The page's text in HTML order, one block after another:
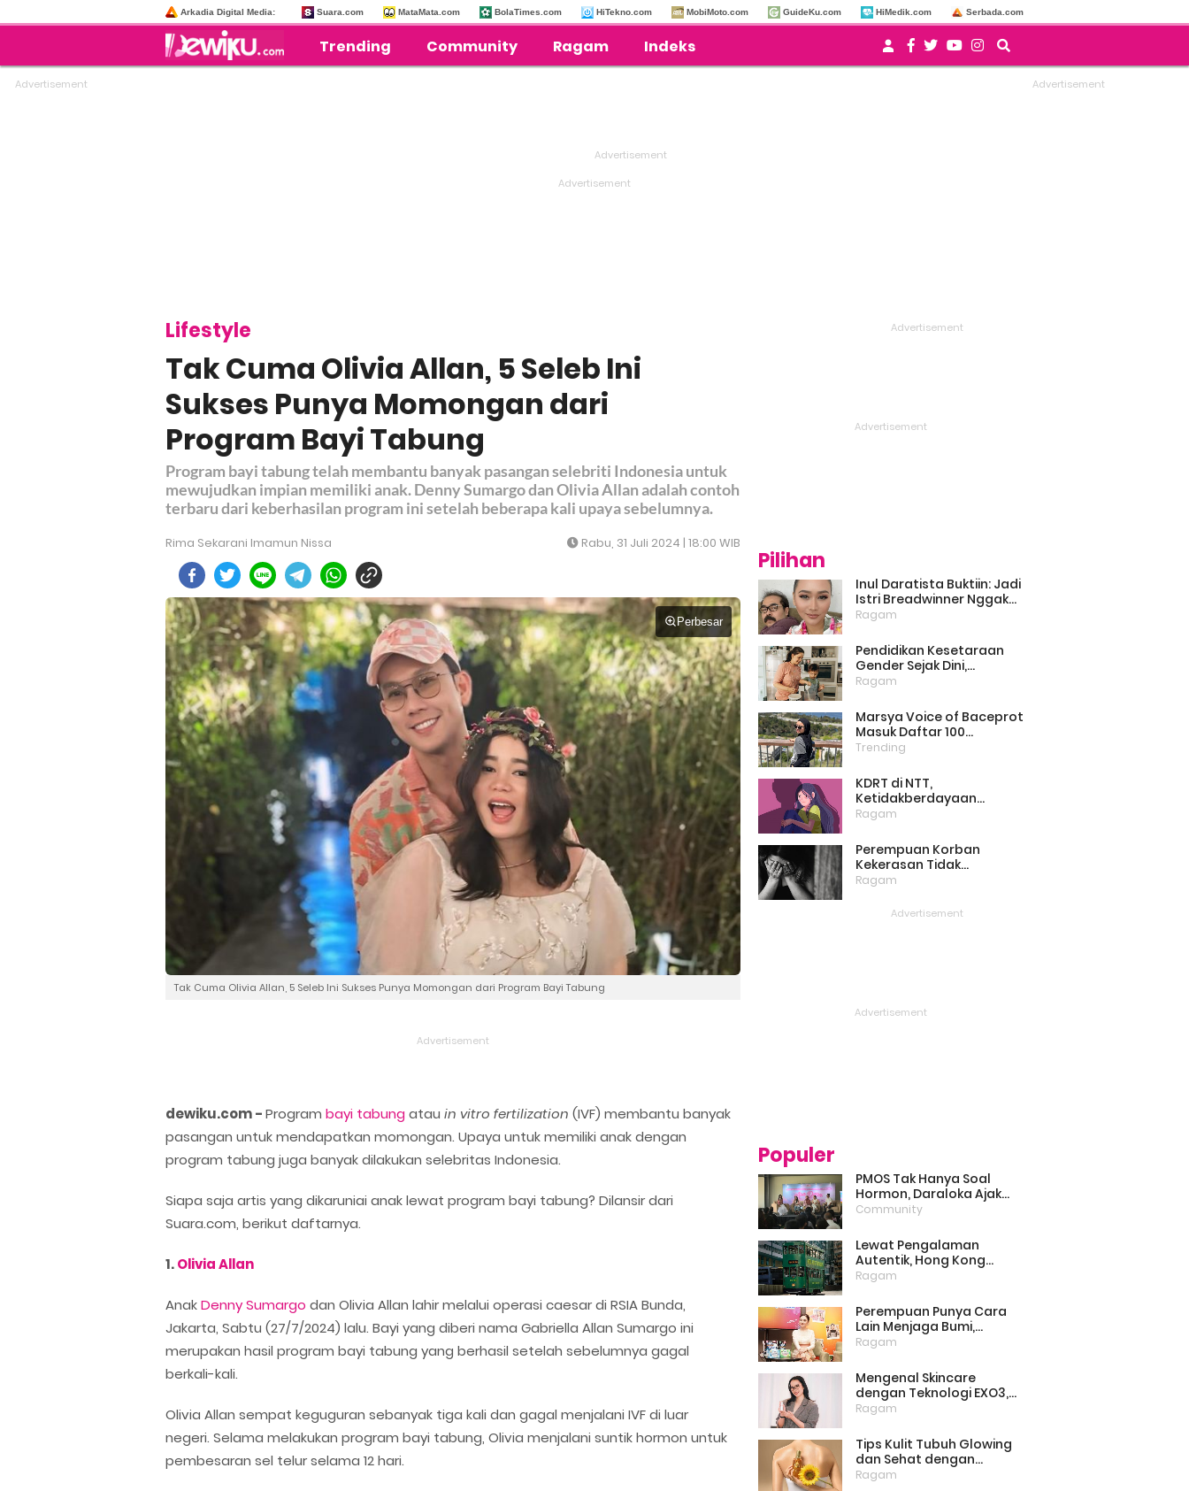
Arkadia Digital Media: Suara.com MataMata.com BolaTimes.com HiTekno.com MobiMoto.com GuideKu.com HiMedik.com Serbada.com
Trending Community Ragam Indeks
Lifestyle
Tak Cuma Olivia Allan, 5 Seleb Ini
Sukses Punya Momongan dari
Program Bayi Tabung
Program bayi tabung telah membantu banyak pasangan selebriti Indonesia untuk
mewujudkan impian memiliki anak. Denny Sumargo dan Olivia Allan adalah contoh
terbaru dari keberhasilan program ini setelah beberapa kali upaya sebelumnya.
Rima Sekarani Imamun Nissa Rabu, 31 Juli 2024 | 18:00 WIB
Perbesar
Tak Cuma Olivia Allan, 5 Seleb Ini Sukses Punya Momongan dari Program Bayi Tabung
dewiku.com -Program bayi tabung atau in vitro fertilization (IVF) membantu banyak
pasangan untuk mendapatkan momongan. Upaya untuk memiliki anak dengan
program tabung juga banyak dilakukan selebritas Indonesia.
Siapa saja artis yang dikaruniai anak lewat program bayi tabung? Dilansir dari
Suara.com, berikut daftarnya.
1.Olivia Allan
AnakDenny Sumargo dan Olivia Allan lahir melalui operasi caesar di RSIA Bunda,
Jakarta, Sabtu (27/7/2024) lalu. Bayi yang diberi nama Gabriella Allan Sumargo ini
merupakan hasil program bayi tabung yang berhasil setelah sebelumnya gagal
berkali-kali.
Olivia Allan sempat keguguran sebanyak tiga kali dan gagal menjalani IVF di luar
negeri. Selama melakukan program bayi tabung, Olivia menjalani suntik hormon untuk
pembesaran sel telur selama 12 hari.
Pilihan
Inul Daratista Buktiin: Jadi
Istri Breadwinner Nggak
Bikin Suami Minder, Asal
Dukung
Ragam
Pendidikan Kesetaraan
Gender Sejak Dini,
Psikolog: Anak Laki-Laki
Ragam
Marsya Voice of Baceprot
Masuk Daftar 100
Perempuan Inspiratif dan
Versi BBC
Trending
KDRT di NTT,
Ketidakberdayaan
Perempuan Masih Menjadi
Ragam
Perempuan Korban
Kekerasan Tidak
Bercerita, Victim Blaming
Ragam
Populer
PMOS Tak Hanya Soal
Hormon, Daraloka Ajak
Publik Pahami Luka
Stigma
Community
Lewat Pengalaman
Autentik, Hong Kong
Punya Cara Baru Menarik
Ragam
Perempuan Punya Cara
Lain Menjaga Bumi,
Dimulai dari Memilih
Lingkungan
Ragam
Mengenal Skincare
dengan Teknologi EXO3,
Inovasi yang Mulai Dilirik
Rumah
Ragam
Tips Kulit Tubuh Glowing
dan Sehat dengan
Menjaga Lipid Barrier
Ragam